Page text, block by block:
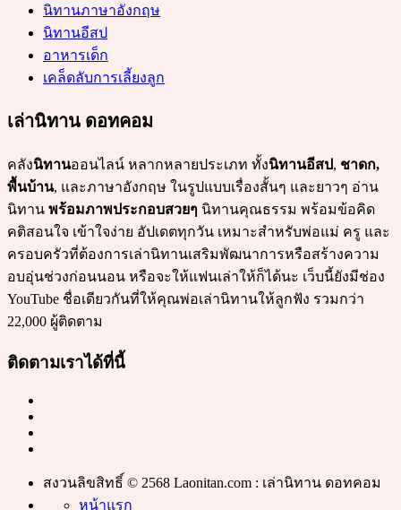
นิทานภาษาอังกฤษ
นิทานอีสป
อาหารเด็ก
เคล็ดลับการเลี้ยงลูก
เล่านิทาน ดอทคอม
คลังนิทานออนไลน์ หลากหลายประเภท ทั้งนิทานอีสป, ชาดก,
พื้นบ้าน, และภาษาอังกฤษ ในรูปแบบเรื่องสั้นๆ และยาวๆ อ่าน
นิทาน พร้อมภาพประกอบสวยๆ นิทานคุณธรรม พร้อมข้อคิด
คติสอนใจ เข้าใจง่าย อัปเดตทุกวัน เหมาะสำหรับพ่อแม่ ครู และ
ครอบครัวที่ต้องการเล่านิทานเสริมพัฒนาการหรือสร้างความ
อบอุ่นช่วงก่อนนอน หรือจะให้แฟนเล่าให้ก็ได้นะ เว็บนี้ยังมีช่อง
YouTube ชื่อเดียวกันที่ให้คุณพ่อเล่านิทานให้ลูกฟัง รวมกว่า
22,000 ผู้ติดตาม
ติดตามเราได้ที่นี้
สงวนลิขสิทธิ์ © 2568 Laonitan.com : เล่านิทาน ดอทคอม
หน้าแรก